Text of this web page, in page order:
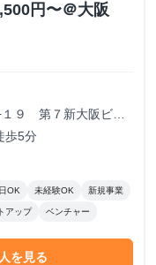
円〜＠大阪
９ 第７新大阪ビル
歩5分
OK 未経験OK 新規事業
アップ ベンチャー
を見る